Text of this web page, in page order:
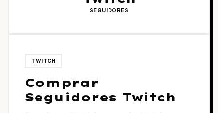
SEGUIDORES
TWITCH
Comprar
Seguidores Twitch